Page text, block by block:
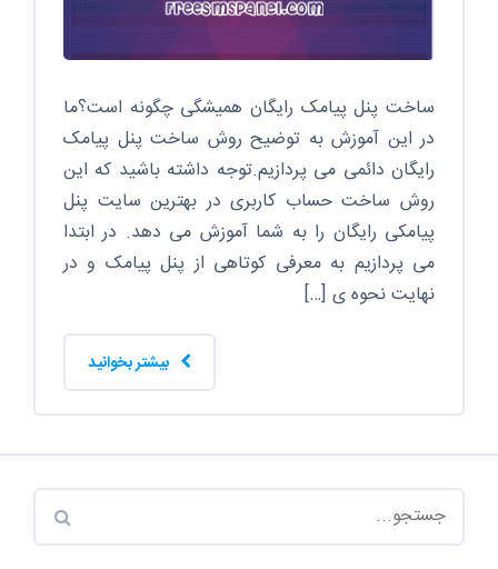
ساخت پنل پیامک رایگان همیشگی چگونه است؟ما
در این آموزش به توضیح روش ساخت پنل پیامک
رایگان دائمی می پردازیم.توجه داشته باشید که این
روش ساخت حساب کاربری در بهترین سایت پنل
پیامکی رایگان را به شما آموزش می دهد. در ابتدا
می پردازیم به معرفی کوتاهی از پنل پیامک و در
نهایت نحوه ی […]